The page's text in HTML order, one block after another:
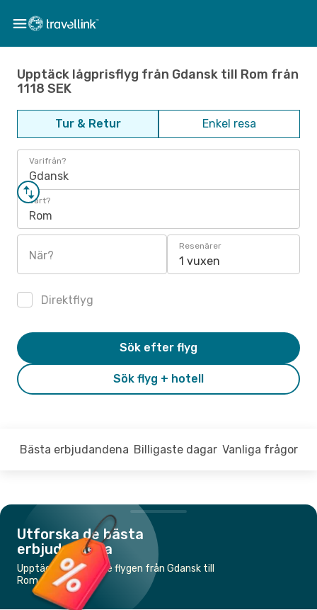
Upptäck lågprisflyg från Gdansk till Rom från
1118 SEK
Tur & Retur Enkel resa
Varifrån?
Gdansk
Vart?
Rom
När?
Resenärer
1 vuxen
Direktflyg
Sök flyg + hotell
Sök efter flyg
Bästa erbjudandena Billigaste dagar Vanliga frågor
Utforska de bästa
erbjudandena
Upptäck de billigaste flygen från Gdansk till
Rom